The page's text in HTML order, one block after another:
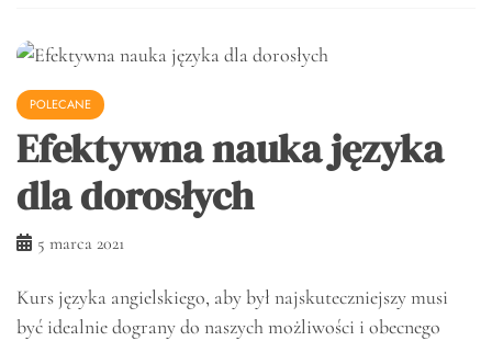
POLECANE
Efektywna nauka języka
dla dorosłych
5 marca 2021
Kurs języka angielskiego, aby był najskuteczniejszy musi
być idealnie dograny do naszych możliwości i obecnego